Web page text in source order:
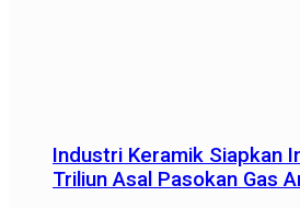
Industri Keramik Siapkan
Triliun Asal Pasokan Gas